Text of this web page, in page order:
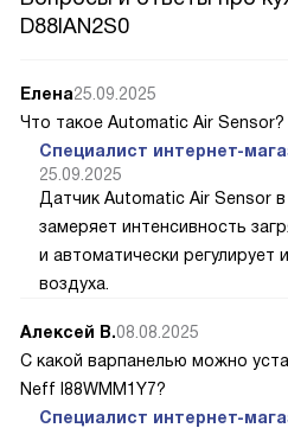
D88IAN2S0
Елена25.09.2025
Что такое Automatic Air Sensor?
Специалист интернет-
25.09.2025
Датчик Automatic Air Sensor
замеряет интенсивность
и автоматически регулирует
воздуха.
Алексей В.08.08.2025
С какой варпанелью можно
Neff I88WMM1Y7?
Специалист интернет-